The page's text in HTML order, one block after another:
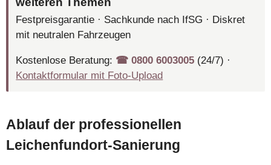
Festpreisgarantie · Sachkunde nach IfSG · Diskret
mit neutralen Fahrzeugen
Kostenlose Beratung: ☎︎ 0800 6003005 (24/7) ·
Kontaktformular mit Foto-Upload
Ablauf der professionellen
Leichenfundort-Sanierung